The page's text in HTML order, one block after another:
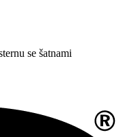
se šatnami